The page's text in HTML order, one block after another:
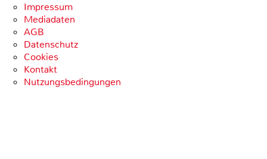
Impressum
Mediadaten
AGB
Datenschutz
Cookies
Kontakt
Nutzungsbedingungen